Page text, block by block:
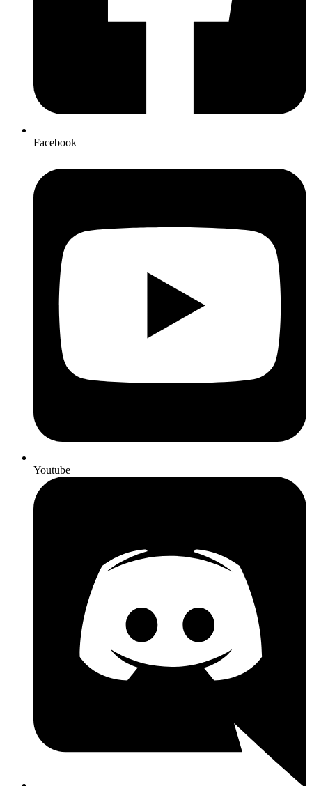
Facebook
Youtube